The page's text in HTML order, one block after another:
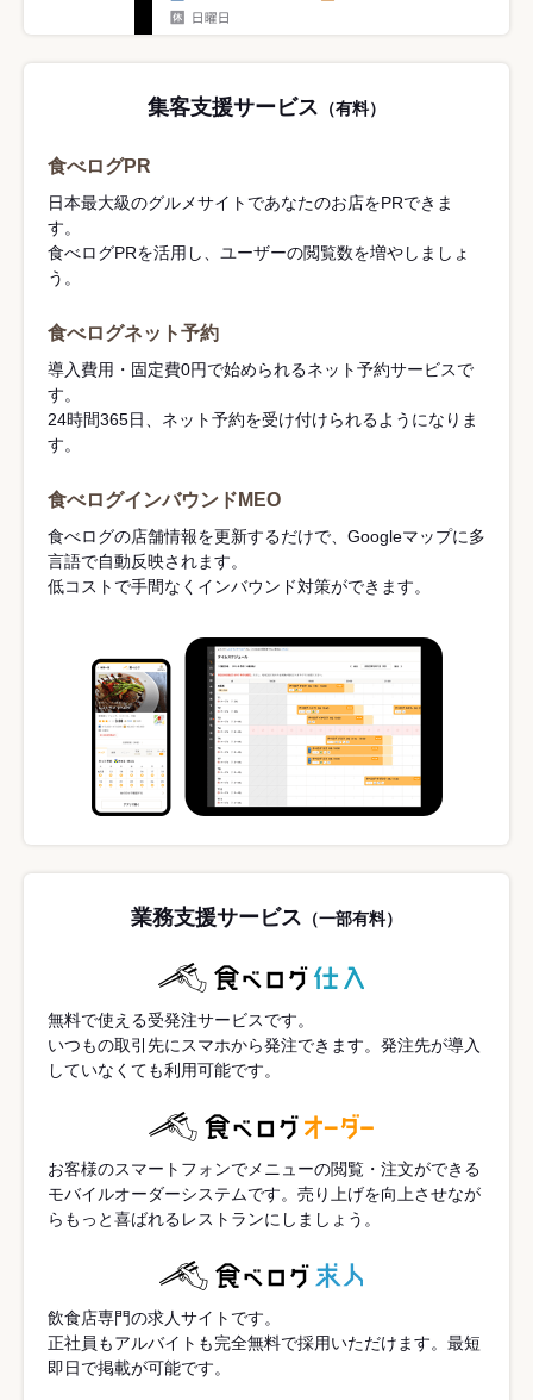
集客支援サービス （有料）
食べログPR
日本最大級のグルメサイトであなたのお店をPRできま
す。
食べログPRを活用し、ユーザーの閲覧数を増やしましょ
う。
食べログネット予約
導入費用・固定費0円で始められるネット予約サービスで
す。
24時間365日、ネット予約を受け付けられるようになりま
す。
食べログインバウンドMEO
食べログの店舗情報を更新するだけで、Googleマップに多
言語で自動反映されます。
低コストで手間なくインバウンド対策ができます。
業務支援サービス （一部有料）
無料で使える受発注サービスです。
いつもの取引先にスマホから発注できます。発注先が導入
していなくても利用可能です。
お客様のスマートフォンでメニューの閲覧・注文ができる
モバイルオーダーシステムです。売り上げを向上させなが
らもっと喜ばれるレストランにしましょう。
飲食店専門の求人サイトです。
正社員もアルバイトも完全無料で採用いただけます。最短
即日で掲載が可能です。